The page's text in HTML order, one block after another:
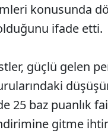
konusunda
ifade etti.
güçlü gelen
25 baz puanlık
gitme